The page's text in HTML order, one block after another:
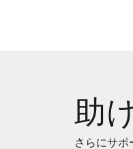
助
さらにサポ